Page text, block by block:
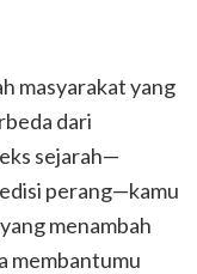
masyarakat yang
dari
sejarah—
perang—kamu
menambah
membantumu